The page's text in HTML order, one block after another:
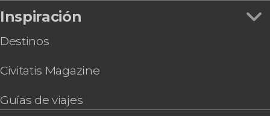
Inspiración
Destinos
Civitatis Magazine
Guías de viajes